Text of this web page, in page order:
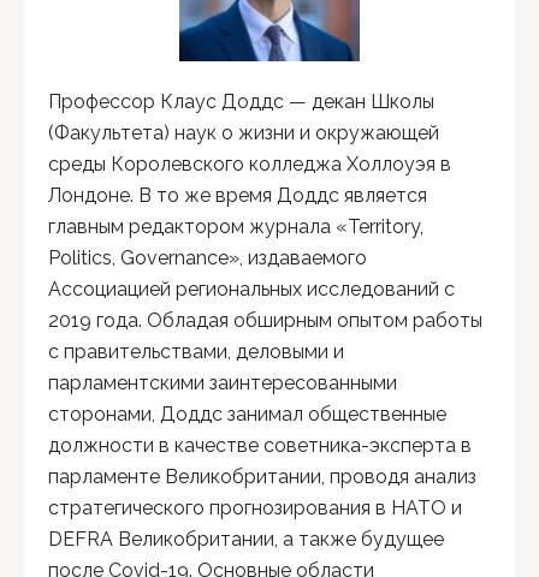
Профессор Клаус Доддс — декан Школы
(Факультета) наук о жизни и окружающей
среды Королевского колледжа Холлоуэя в
Лондоне. В то же время Доддс является
главным редактором журнала «Territory,
Politics, Governance», издаваемого
Ассоциацией региональных исследований с
2019 года. Обладая обширным опытом работы
с правительствами, деловыми и
парламентскими заинтересованными
сторонами, Доддс занимал общественные
должности в качестве советника-эксперта в
парламенте Великобритании, проводя анализ
стратегического прогнозирования в НАТО и
DEFRA Великобритании, а также будущее
после Covid-19. Основные области